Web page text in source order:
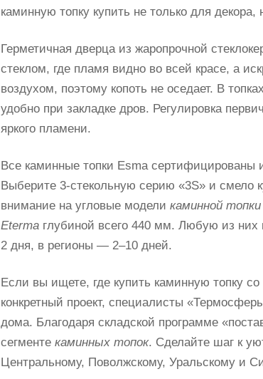
каминную топку купить не только для
Герметичная дверца из жаропрочной
стеклом, где пламя видно во всей красе, а
воздухом, поэтому копоть не оседает. В топках
удобно при закладке дров. Регулировка
яркого пламени.
Все каминные топки Esma
Выберите 3-стекольную серию «3S» и смело
внимание на угловые модели каминной
Eterma глубиной всего 440 мм. Любую из них
2 дня, в регионы — 2–10 дней.
Если вы ищете, где купить каминную топку
конкретный проект, специалисты
дома. Благодаря складской программе
сегменте каминных топок. Сделайте шаг к
Центральному, Поволжскому, Уральскому и